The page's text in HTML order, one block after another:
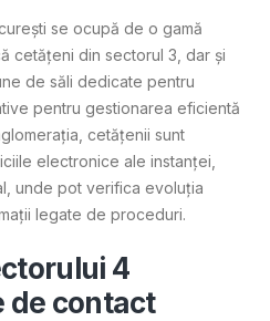
se ocupă de o gamă
cetățeni din sectorul 3, dar și
de săli dedicate pentru
pentru gestionarea eficientă
cetățenii sunt
electronice ale instanței,
unde pot verifica evoluția
legate de proceduri​.
4
de contact